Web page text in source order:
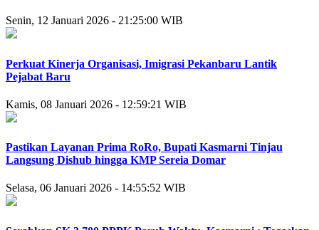
Senin, 12 Januari 2026 - 21:25:00 WIB
Perkuat Kinerja Organisasi, Imigrasi Pekanbaru Lantik
Pejabat Baru
Kamis, 08 Januari 2026 - 12:59:21 WIB
Pastikan Layanan Prima RoRo, Bupati Kasmarni Tinjau
Langsung Dishub hingga KMP Sereia Domar
Selasa, 06 Januari 2026 - 14:55:52 WIB